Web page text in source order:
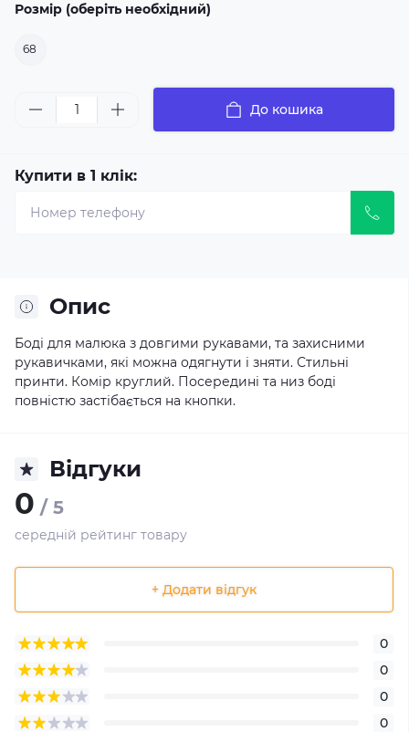
Розмір (оберіть необхідний)
68
До кошика
Купити в 1 клік:
Опис
Боді для малюка з довгими рукавами, та захисними
рукавичками, які можна одягнути і зняти. Стильні
принти. Комір круглий. Посередині та низ боді
повністю застібається на кнопки.
Відгуки
0 / 5
середній рейтинг товару
+ Додати відгук
0
0
0
0